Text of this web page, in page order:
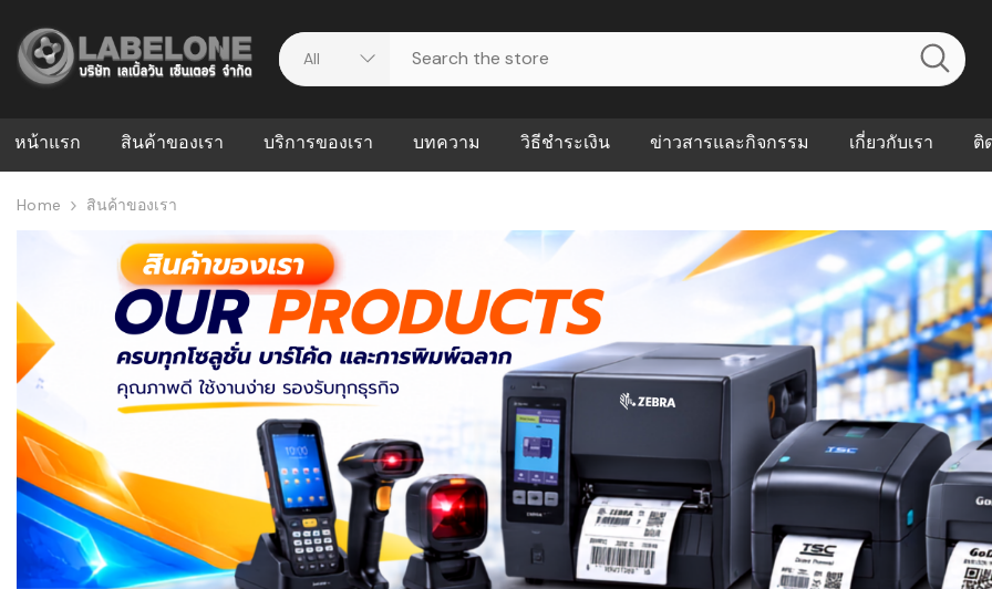
หน้าแรก สินค้าของเรา บริการของเรา
ดาวน์โหลดไดร์เวอร์
วีดีโอแนะนำ
บทความ
บริหารคลังสินค้าที่ช่วยลด
สต็อกแบบ Real-time
ปัญหาคลังสินค้าที่บอกว่า
ธุรกิจของคุณควรเริ่มใช้
WMS กับ ERP ต่างกัน
อย่างไร? ทำไมหลายธุรกิจ
ต้องใช้ร่วมกัน
ใช้ Excel คุมสต็อก กับใช้
WMS ต่างกันอย่างไร?
แบบไหนเหมาะกับธุรกิจที่
วิธีชำระเงิน ข่าวสารและกิจกรรม เกี่ยวกับเรา
FAQs
Our Customer
ติ
Home สินค้าของเรา